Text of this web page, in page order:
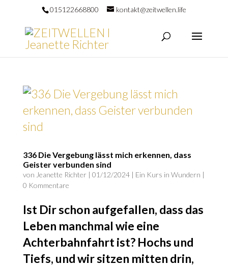
015122668800 kontakt@zeitwellen.life
336 Die Vergebung lässt mich erkennen, dass
Geister verbunden sind
von Jeanette Richter | 01/12/2024| Ein Kurs in Wundern |
0 Kommentare
Ist Dir schon aufgefallen, dass das
Leben manchmal wie eine
Achterbahnfahrt ist? Hochs und
Tiefs, und wir sitzen mitten drin,